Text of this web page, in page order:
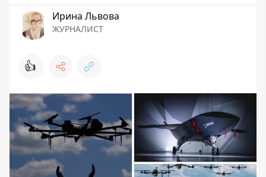
Ирина Львова
ЖУРНАЛИСТ
👍